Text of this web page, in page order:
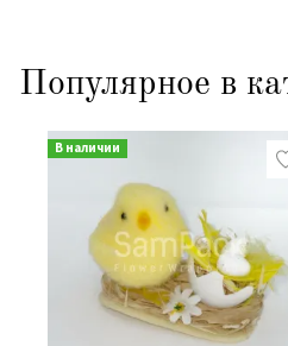
Популярное в
В наличии